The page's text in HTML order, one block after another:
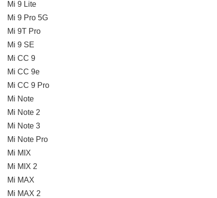
Mi 9 Lite
Mi 9 Pro 5G
Mi 9T Pro
Mi 9 SE
Mi CC 9
Mi CC 9e
Mi CC 9 Pro
Mi Note
Mi Note 2
Mi Note 3
Mi Note Pro
Mi MIX
Mi MIX 2
Mi MAX
Mi MAX 2